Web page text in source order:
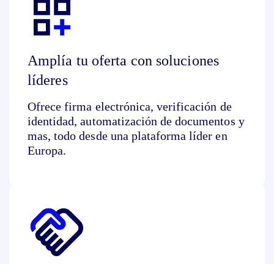
Amplía tu oferta con soluciones
líderes
Ofrece firma electrónica, verificación de
identidad, automatización de documentos y
mas, todo desde una plataforma líder en
Europa.